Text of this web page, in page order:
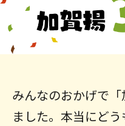
みんなのおかげで
ました。本当にど